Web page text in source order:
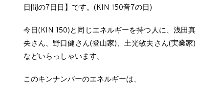
日間の7日目】です。(KIN 150音7の日)
今日(KIN 150)と同じエネルギーを持つ人に、浅田真
央さん、野口健さん(登山家)、土光敏夫さん(実業家)
などいらっしゃいます。
このキンナンバーのエネルギーは、